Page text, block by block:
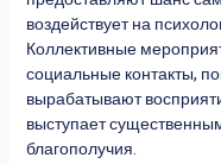
воздействует на
Коллективные
социальные контакты,
вырабатывают
выступает
благополучия.